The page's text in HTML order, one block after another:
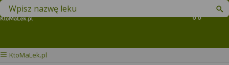
Koszyk
Znajdź lek w swojej okolicy
KtoMaLek.pl